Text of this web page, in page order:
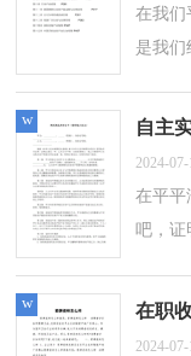
在我们
是我们
关于
自主
2024-07-
在平平
吧，证
仅供
w
在职
2024-07-
w